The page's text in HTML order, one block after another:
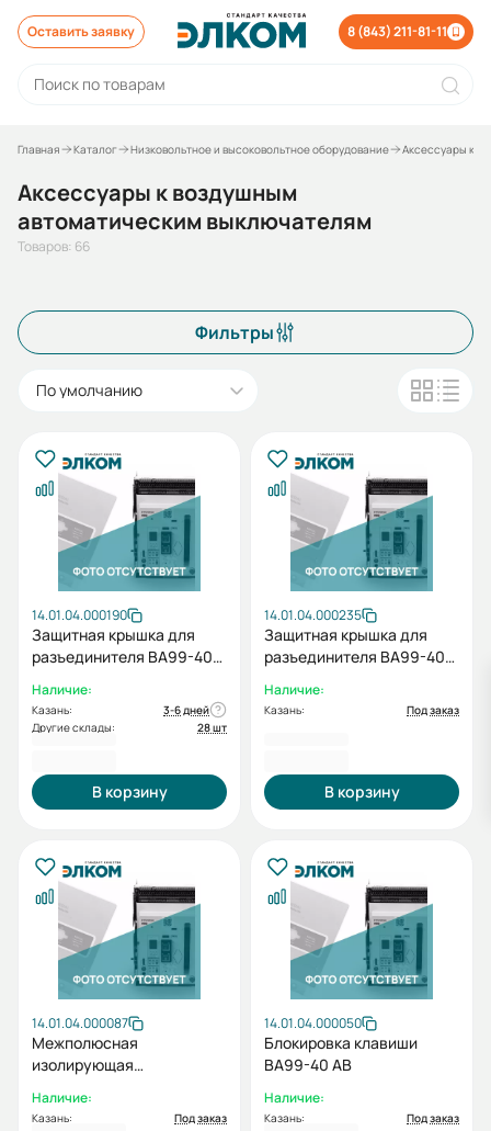
Оставить заявку 8 (843) 211-81-11
Главная Каталог Низковольтное и высоковольтное оборудование Аксессуары к
Аксессуары к воздушным
автоматическим выключателям
Товаров: 66
Фильтры
По умолчанию
14.01.04.000190
Защитная крышка для
разъединителя BA99-40
Наличие:
Казань:
3-6 дней
Другие склады:
28 шт
В корзину
14.01.04.000235
Защитная крышка для
разъединителя BA99-40-
Наличие:
Казань: Под заказ
В корзину
14.01.04.000087
Межполюсная
изолирующая
40PBAR3D (компл. выкат.
Наличие:
Казань: Под заказ
14.01.04.000050
Блокировка клавиши
ВА99-40 AB
Наличие:
Казань: Под заказ